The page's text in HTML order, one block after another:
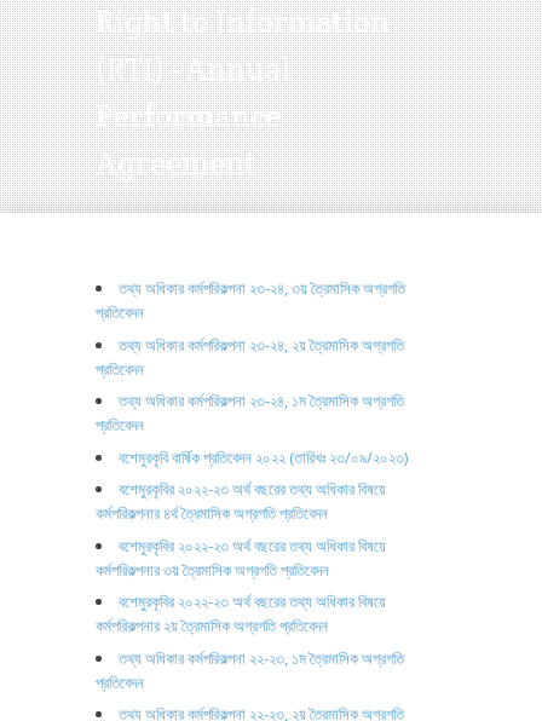
Right to Information
(RTI) - Annual
Performance
Agreement
তথ্য অধিকার কর্মপরিকল্পনা ২৩-২৪, ৩য় ত্রৈমাসিক অগ্রগতি
প্রতিবেদন
তথ্য অধিকার কর্মপরিকল্পনা ২৩-২৪, ২য় ত্রৈমাসিক অগ্রগতি
প্রতিবেদন
তথ্য অধিকার কর্মপরিকল্পনা ২৩-২৪, ১ম ত্রৈমাসিক অগ্রগতি
প্রতিবেদন
বশেমুরকৃবি বার্ষিক প্রতিবেদন ২০২২ (তারিখঃ ২৩/০৯/২০২৩)
বশেমুরকৃবির ২০২২-২৩ অর্থ বছরের তথ্য অধিকার বিষয়ে
কর্মপরিকল্পনার ৪র্থ ত্রৈমাসিক অগ্রগতি প্রতিবেদন
বশেমুরকৃবির ২০২২-২৩ অর্থ বছরের তথ্য অধিকার বিষয়ে
কর্মপরিকল্পনার ৩য় ত্রৈমাসিক অগ্রগতি প্রতিবেদন
বশেমুরকৃবির ২০২২-২৩ অর্থ বছরের তথ্য অধিকার বিষয়ে
কর্মপরিকল্পনার ২য় ত্রৈমাসিক অগ্রগতি প্রতিবেদন
তথ্য অধিকার কর্মপরিকল্পনা ২২-২৩, ১ম ত্রৈমাসিক অগ্রগতি
প্রতিবেদন
তথ্য অধিকার কর্মপরিকল্পনা ২২-২৩, ২য় ত্রৈমাসিক অগ্রগতি